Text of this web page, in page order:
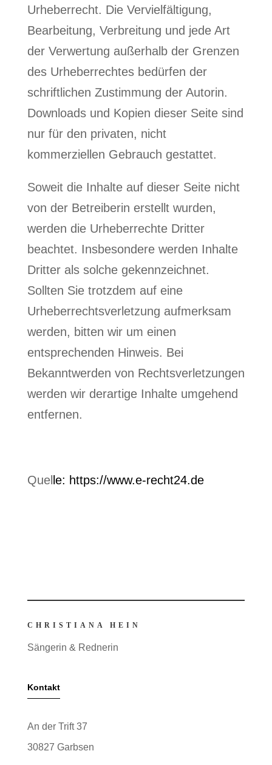
Urheberrecht. Die Vervielfältigung,
Bearbeitung, Verbreitung und jede Art
der Verwertung außerhalb der Grenzen
des Urheberrechtes bedürfen der
schriftlichen Zustimmung der Autorin.
Downloads und Kopien dieser Seite sind
nur für den privaten, nicht
kommerziellen Gebrauch gestattet.
Soweit die Inhalte auf dieser Seite nicht
von der Betreiberin erstellt wurden,
werden die Urheberrechte Dritter
beachtet. Insbesondere werden Inhalte
Dritter als solche gekennzeichnet.
Sollten Sie trotzdem auf eine
Urheberrechtsverletzung aufmerksam
werden, bitten wir um einen
entsprechenden Hinweis. Bei
Bekanntwerden von Rechtsverletzungen
werden wir derartige Inhalte umgehend
entfernen.
Quel le: https://www.e-recht24.de
CHRISTIANA HEIN
Sängerin & Rednerin
Kontakt
An der Trift 37
30827 Garbsen